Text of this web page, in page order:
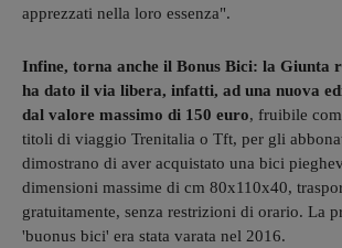
apprezzati nella loro essenza".
Infine, torna anche il Bonus Bici: la Giunta
ha dato il via libera, infatti, ad una nuova
dal valore massimo di 150 euro, fruibile
titoli di viaggio Trenitalia o Tft, per gli
dimostrano di aver acquistato una bici
dimensioni massime di cm 80x110x40,
gratuitamente, senza restrizioni di orario. La
'buonus bici' era stata varata nel 2016.